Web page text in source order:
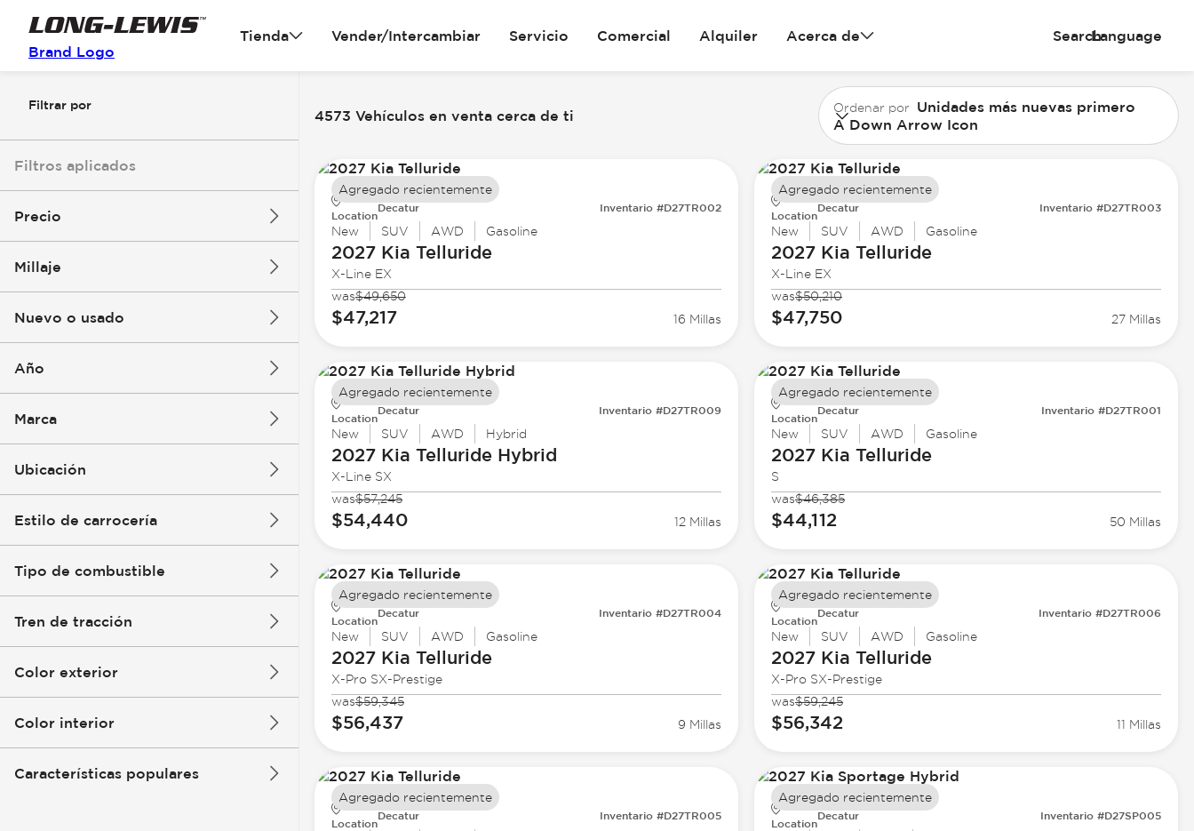
Brand Logo
Tienda Vender/Intercambiar Servicio Comercial Alquiler Acerca de SearchLanguage
Filtrar por
Filtros aplicados
Precio
Millaje
Nuevo o usado
Año
Marca
Ubicación
Estilo de carrocería
Tipo de combustible
Tren de tracción
Color exterior
Color interior
Características populares
4573 Vehículos en venta cerca de ti Ordenar por Unidades más nuevas primero
A Down Arrow Icon
Location
Decatur Inventario #D27TR002
New SUV AWD Gasoline
2027 Kia Telluride
X-Line EX
was$49,650
$47,217 16 Millas
Agregado recientemente
Location
Decatur Inventario #D27TR003
New SUV AWD Gasoline
2027 Kia Telluride
X-Line EX
was$50,210
$47,750 27 Millas
Agregado recientemente
Location
Decatur Inventario #D27TR009
New SUV AWD Hybrid
2027 Kia Telluride Hybrid
X-Line SX
was$57,245
$54,440 12 Millas
Agregado recientemente
Location
Decatur Inventario #D27TR001
New SUV AWD Gasoline
2027 Kia Telluride
S
was$46,385
$44,112 50 Millas
Agregado recientemente
Location
Decatur Inventario #D27TR004
New SUV AWD Gasoline
2027 Kia Telluride
X-Pro SX-Prestige
was$59,345
$56,437 9 Millas
Agregado recientemente
Location
Decatur Inventario #D27TR006
New SUV AWD Gasoline
2027 Kia Telluride
X-Pro SX-Prestige
was$59,245
$56,342 11 Millas
Agregado recientemente
Location
Decatur Inventario #D27TR005
Agregado recientemente
Location
Decatur Inventario #D27SP005
Agregado recientemente